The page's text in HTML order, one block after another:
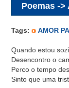
Poemas ->
Tags: AMOR
Quando estou
Desencontro o
Perco o tempo
Sinto que uma